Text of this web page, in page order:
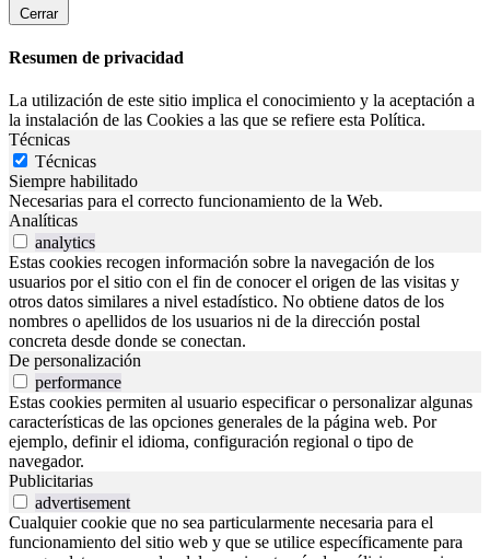
Cerrar
Resumen de privacidad
La utilización de este sitio implica el conocimiento y la aceptación a
la instalación de las Cookies a las que se refiere esta Política.
Técnicas
Técnicas
Siempre habilitado
Necesarias para el correcto funcionamiento de la Web.
Analíticas
analytics
Estas cookies recogen información sobre la navegación de los
usuarios por el sitio con el fin de conocer el origen de las visitas y
otros datos similares a nivel estadístico. No obtiene datos de los
nombres o apellidos de los usuarios ni de la dirección postal
concreta desde donde se conectan.
De personalización
performance
Estas cookies permiten al usuario especificar o personalizar algunas
características de las opciones generales de la página web. Por
ejemplo, definir el idioma, configuración regional o tipo de
navegador.
Publicitarias
advertisement
Cualquier cookie que no sea particularmente necesaria para el
funcionamiento del sitio web y que se utilice específicamente para